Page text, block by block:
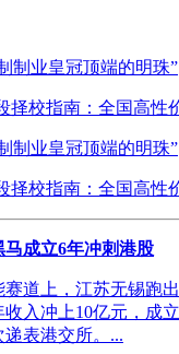
制业皇冠顶端的明珠”
择校指南：全国高性
制业皇冠顶端的明珠”
择校指南：全国高性
成立6年冲刺港股
道上，江苏无锡跑
入冲上10亿元，成
表港交所。...